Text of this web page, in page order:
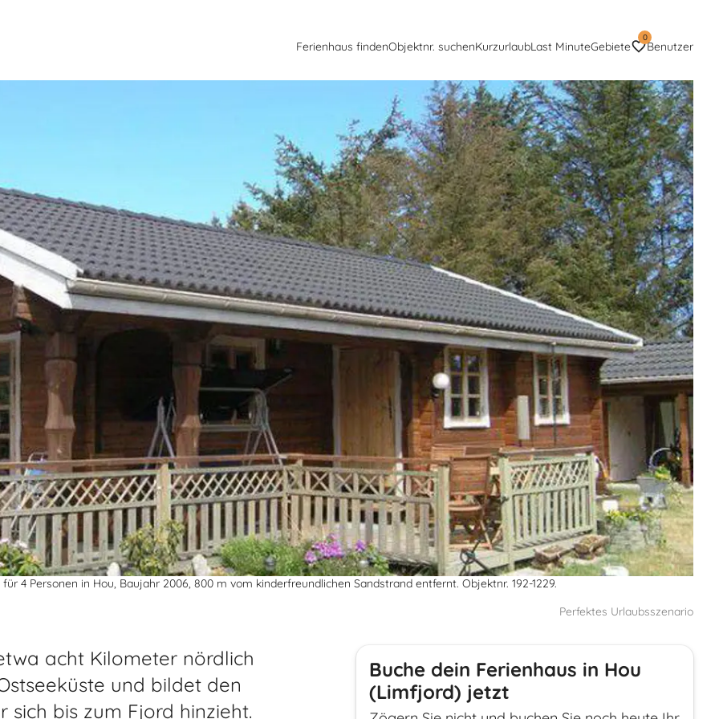
Ferienhaus findenObjektnr. suchenKurzurlaubLast MinuteGebiete
0
Benutzer
4 Personen in Hou, Baujahr 2006, 800 m vom kinderfreundlichen Sandstrand entfernt. Objektnr. 192-1229.
Perfektes Urlaubsszenario
acht Kilometer nördlich
und bildet den
bis zum Fjord hinzieht.
Buche dein Ferienhaus in Hou
(Limfjord) jetzt